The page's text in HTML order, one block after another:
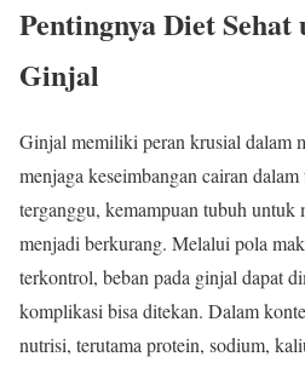
Pentingnya Diet
Ginjal
Ginjal memiliki peran krusial dalam
menjaga keseimbangan cairan
terganggu, kemampuan tubuh untuk
menjadi berkurang. Melalui pola
terkontrol, beban pada ginjal dapat
komplikasi bisa ditekan. Dalam
nutrisi, terutama protein, sodium,